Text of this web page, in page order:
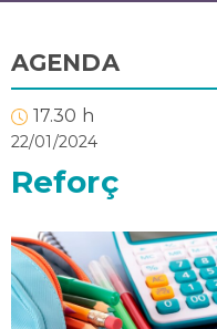
AGENDA
17.30 h
22/01/2024
Reforç